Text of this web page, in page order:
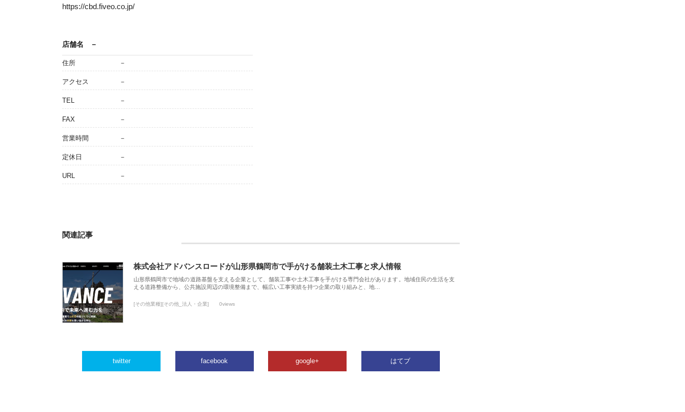
https://cbd.fiveo.co.jp/
店舗名 －
住所 －
アクセス －
TEL －
FAX －
営業時間 －
定休日 －
URL －
関連記事
株式会社アドバンスロードが山形県鶴岡市で手がける舗装土木工事と求人情報
山形県鶴岡市で地域の道路基盤を支える企業として、舗装工事や土木工事を手がける専門会社があります。地域住民の生活を支
える道路整備から、公共施設周辺の環境整備まで、幅広い工事実績を持つ企業の取り組みと、地…
[その他業種][その他_法人・企業] 0views
twitter facebook google+ はてブ